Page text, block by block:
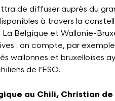
de diffuser auprès du
à travers la
Belgique et Wallonie-
: on compte, par
wallonnes et bruxelloises
de l’ESO.
au Chili, Christian de